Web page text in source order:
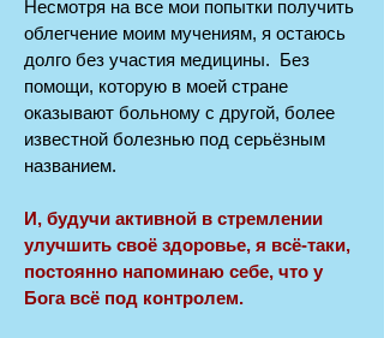
Несмотря на все мои попытки получить
облегчение моим мучениям, я остаюсь
долго без участия медицины. Без
помощи, которую в моей стране
оказывают больному с другой, более
известной болезнью под серьёзным
названием.
И, будучи активной в стремлении
улучшить своё здоровье, я всё-таки,
постоянно напоминаю себе, что у
Бога всё под контролем.